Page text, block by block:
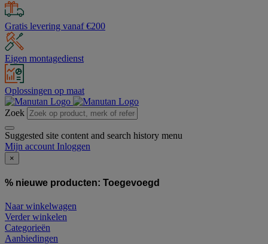
Gratis levering vanaf €200
Eigen montagedienst
Oplossingen op maat
Zoek
Suggested site content and search history menu
Mijn account Inloggen
×
% nieuwe producten: Toegevoegd
Naar winkelwagen
Verder winkelen
Categorieën
Aanbiedingen